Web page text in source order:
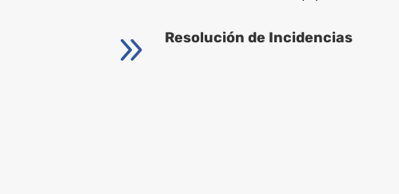
9 Resolución de Incidencias